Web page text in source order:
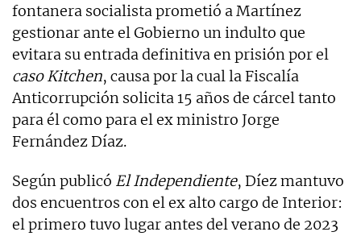
fontanera socialista prometió a Martínez
gestionar ante el Gobierno un indulto que
evitara su entrada definitiva en prisión por el
caso Kitchen, causa por la cual la Fiscalía
Anticorrupción solicita 15 años de cárcel tanto
para él como para el ex ministro Jorge
Fernández Díaz.
Según publicó El Independiente, Díez mantuvo
dos encuentros con el ex alto cargo de Interior:
el primero tuvo lugar antes del verano de 2023